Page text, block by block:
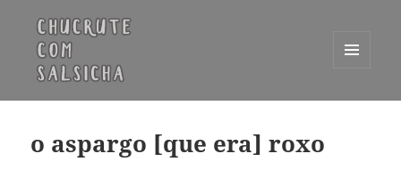
WIDGETS
o aspargo [que era] roxo